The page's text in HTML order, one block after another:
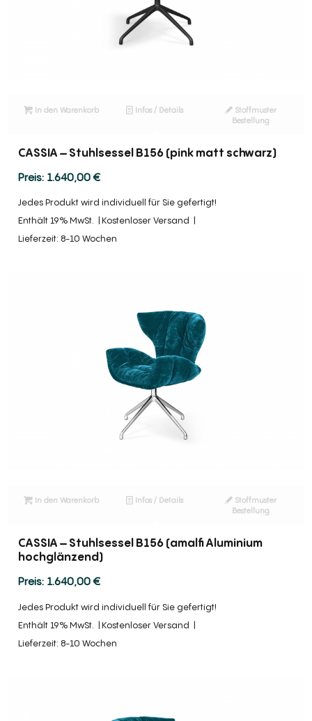
In den Warenkorb Infos / Details
Stoffmuster
Bestellung
CASSIA – Stuhlsessel B156 (pink matt schwarz)
1.640,00€
Jedes Produkt wird individuell für Sie gefertigt!
Enthält 19% MwSt.
Kostenloser Versand
Lieferzeit: 8-10 Wochen
In den Warenkorb Infos / Details
Stoffmuster
Bestellung
CASSIA – Stuhlsessel B156 (amalfi Aluminium
hochglänzend)
1.640,00€
Jedes Produkt wird individuell für Sie gefertigt!
Enthält 19% MwSt.
Kostenloser Versand
Lieferzeit: 8-10 Wochen